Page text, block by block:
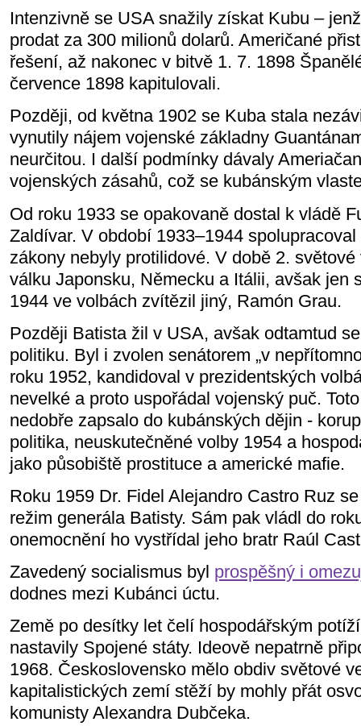
Intenzivně se USA snažily získat Kubu –
prodat za 300 milionů dolarů. Američané
řešení, až nakonec v bitvě 1. 7. 1898
července 1898 kapitulovali.
Později, od května 1902 se Kuba stala
vynutily nájem vojenské základny
neurčitou. I další podmínky dávaly
vojenských zásahů, což se kubánským
Od roku 1933 se opakovaně dostal k vládě
Zaldívar. V období 1933–1944
zákony nebyly protilidové. V době 2.
válku Japonsku, Německu a Itálii, avšak jen
1944 ve volbách zvítězil jiný, Ramón Grau.
Později Batista žil v USA, avšak odtamtud
politiku. Byl i zvolen senátorem „v
roku 1952, kandidoval v prezidentských
nevelké a proto uspořádal vojenský puč.
nedobře zapsalo do kubánských dějin -
politika, neuskutečněné volby 1954 a
jako působiště prostituce a americké mafie.
Roku 1959 Dr. Fidel Alejandro Castro Ruz
režim generála Batisty. Sám pak vládl do
onemocnění ho vystřídal jeho bratr Raúl
Zavedený socialismus byl prospěšný i
dodnes mezi Kubánci úctu.
Země po desítky let čelí hospodářským
nastavily Spojené státy. Ideově nepatrně
1968. Československo mělo obdiv světové
kapitalistických zemí stěží by mohly přát
komunisty Alexandra Dubčeka.